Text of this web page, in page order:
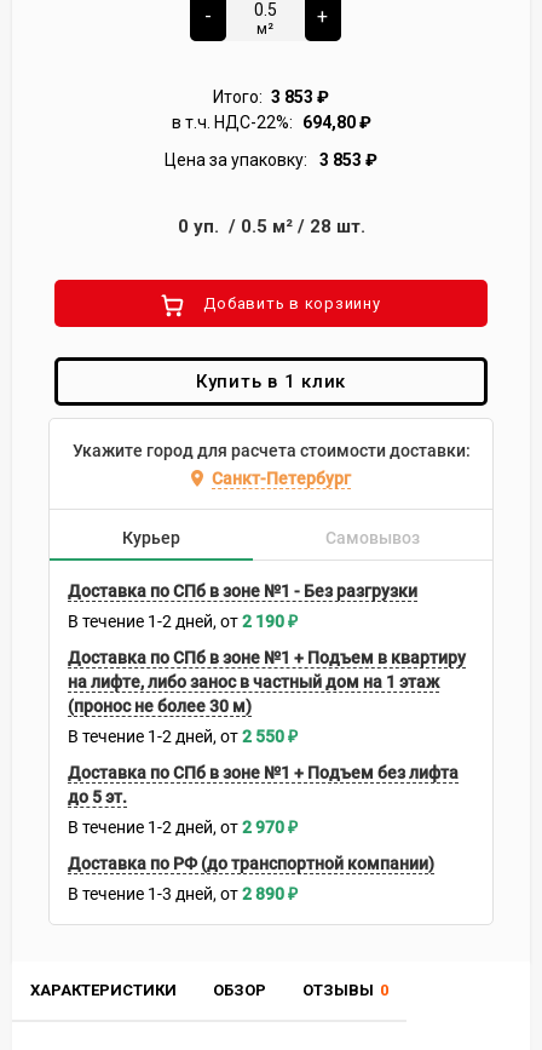
ХАРАКТЕРИСТИКИ ОБЗОР ОТЗЫВЫ 0
-
м²
+
Итого: 3 853 ₽
в т.ч. НДС-22%:
694,80₽
Цена за упаковку:
3 853 ₽
0 уп. / 0.5 м²/ 28 шт.
Добавить в корзиину
Купить в 1 клик
Укажите город для расчета стоимости доставки:
Санкт-Петербург
Курьер Самовывоз
Доставка по СПб в зоне №1 - Без разгрузки
В течение 1-2 дней 2 190₽
Доставка по СПб в зоне №1 + Подъем в квартиру
на лифте, либо занос в частный дом на 1 этаж
(пронос не более 30 м)
В течение 1-2 дней 2 550₽
Доставка по СПб в зоне №1 + Подъем без лифта
до 5 эт.
В течение 1-2 дней 2 970₽
Доставка по РФ (до транспортной компании)
В течение 1-3 дней 2 890₽